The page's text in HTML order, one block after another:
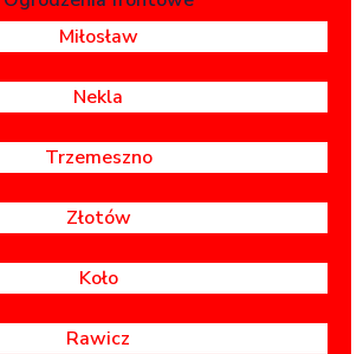
Miłosław
Nekla
Trzemeszno
Złotów
Koło
Rawicz